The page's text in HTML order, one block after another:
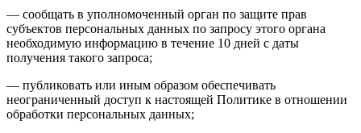
— сообщать в уполномоченный орган по защите прав
субъектов персональных данных по запросу этого органа
необходимую информацию в течение 10 дней с даты
получения такого запроса;
— публиковать или иным образом обеспечивать
неограниченный доступ к настоящей Политике в отношении
обработки персональных данных;